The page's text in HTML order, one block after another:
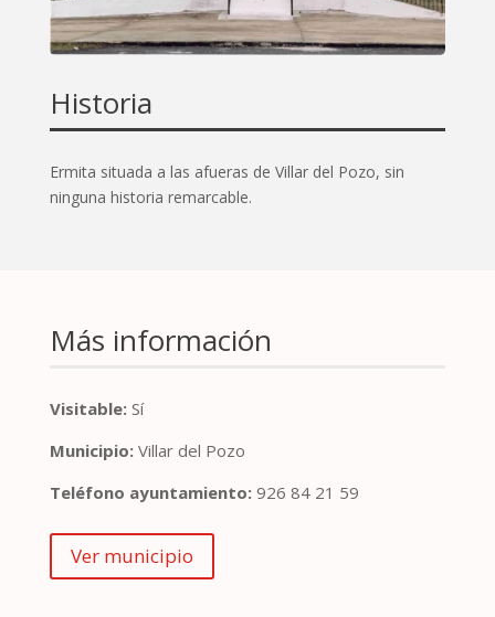
Historia
Ermita situada a las afueras de Villar del Pozo, sin
ninguna historia remarcable.
Más información
Visitable:Sí
Municipio:Villar del Pozo
Teléfono ayuntamiento:926 84 21 59
Ver municipio